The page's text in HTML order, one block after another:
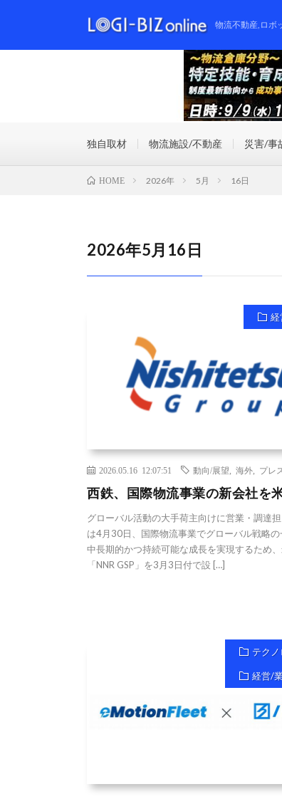
物流不動産,ロボ
独自取材 物流施設/不動産 災害/事
HOME 2026年 5月 16日
2026年5月16日
経
2026.05.16 12:07:51 動向/展望 海外 プレ
西鉄、国際物流事業の新会社を
グローバル活動の大手荷主向けに営業・調達
は4月30日、国際物流事業でグローバル戦略の
中長期的かつ持続可能な成長を実現するため
「NNR GSP」を3月3日付で設 […]
テク
経営/